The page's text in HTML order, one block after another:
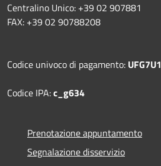
Centralino Unico: +39 02 907881
FAX: +39 02 90788208
Codice univoco di pagamento: UFG7U1
Codice IPA:c_g634
Prenotazione appuntamento
Segnalazione disservizio